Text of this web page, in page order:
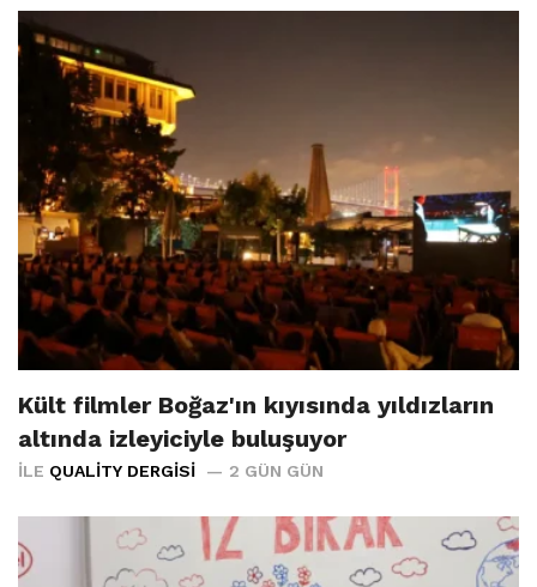
Kült filmler Boğaz'ın kıyısında yıldızların
altında izleyiciyle buluşuyor
İLE QUALITY DERGISI 2 GÜN GÜN